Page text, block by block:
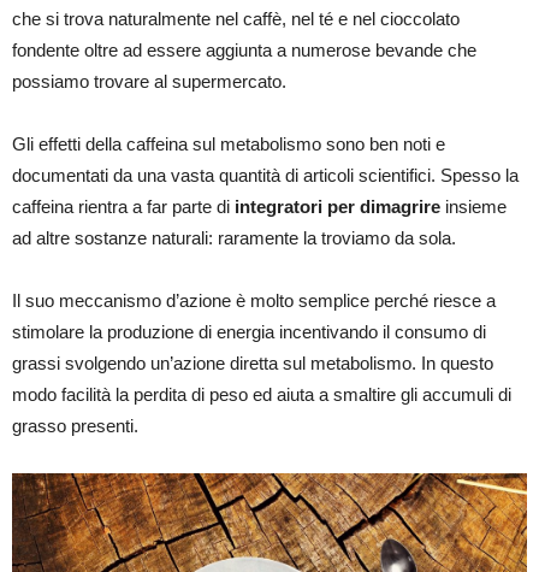
che si trova naturalmente nel caffè, nel té e nel cioccolato
fondente oltre ad essere aggiunta a numerose bevande che
possiamo trovare al supermercato.
Gli effetti della caffeina sul metabolismo sono ben noti e
documentati da una vasta quantità di articoli scientifici. Spesso la
caffeina rientra a far parte di integratori per dimagrire insieme
ad altre sostanze naturali: raramente la troviamo da sola.
Il suo meccanismo d’azione è molto semplice perché riesce a
stimolare la produzione di energia incentivando il consumo di
grassi svolgendo un’azione diretta sul metabolismo. In questo
modo facilità la perdita di peso ed aiuta a smaltire gli accumuli di
grasso presenti.